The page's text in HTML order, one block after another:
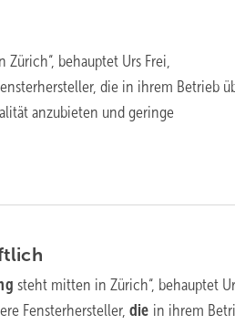
behauptet Urs Frei,
die in ihrem Betrieb
anzubieten und geringe
steht mitten in Zürich“, behauptet
Fensterhersteller,die in ihrem